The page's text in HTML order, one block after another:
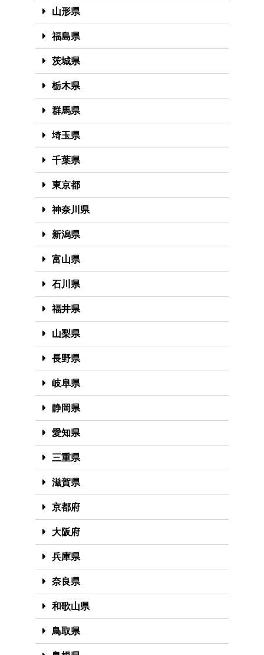
山形県
福島県
茨城県
栃木県
群馬県
埼玉県
千葉県
東京都
神奈川県
新潟県
富山県
石川県
福井県
山梨県
長野県
岐阜県
静岡県
愛知県
三重県
滋賀県
京都府
大阪府
兵庫県
奈良県
和歌山県
鳥取県